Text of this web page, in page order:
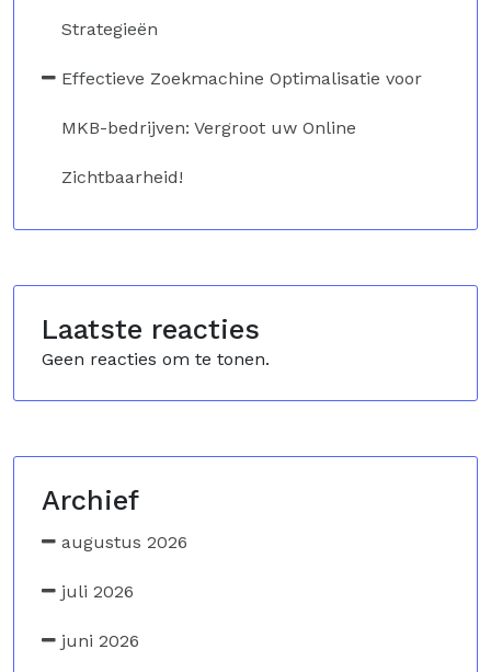
Strategieën
Effectieve Zoekmachine Optimalisatie voor
MKB-bedrijven: Vergroot uw Online
Zichtbaarheid!
Laatste reacties
Geen reacties om te tonen.
Archief
augustus 2026
juli 2026
juni 2026